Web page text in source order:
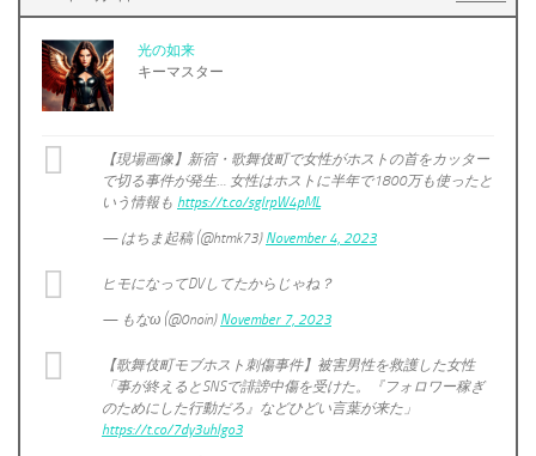
光の如来
キーマスター
【現場画像】新宿・歌舞伎町で女性がホストの首をカッター
で切る事件が発生… 女性はホストに半年で1800万も使ったと
いう情報も https://t.co/sglrpW4pML
— はちま起稿 (@htmk73) November 4, 2023
ヒモになってDVしてたからじゃね？
— もなω (@0noin) November 7, 2023
【歌舞伎町モブホスト刺傷事件】被害男性を救護した女性
「事が終えるとSNSで誹謗中傷を受けた。『フォロワー稼ぎ
のためにした行動だろ』などひどい言葉が来た」
https://t.co/7dy3uhIgo3